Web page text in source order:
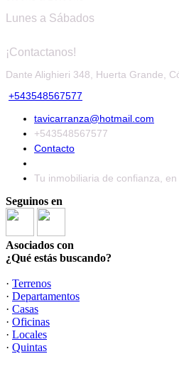
Lunes a Sábados
¡Contactanos!
Dante Alighieri 348, Huerta Grande,
+543548567577
tavicarranza@hotmail.com
+543548567577
Contacto
Tu inmobiliaria de confianza,
Seguinos en
Asociados con
¿Qué estás buscando?
· Terrenos
· Departamentos
· Casas
· Oficinas
· Locales
· Quintas